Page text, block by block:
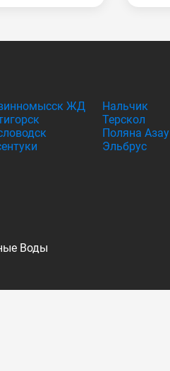
ЖД
Нальчик
Терскол
Поляна Азау
Эльбрус
Воды